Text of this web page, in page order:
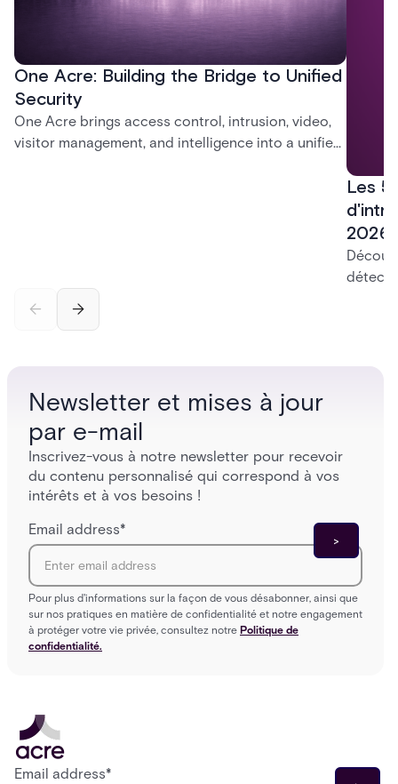
One Acre: Building the Bridge to Unified
Security
One Acre brings access control, intrusion, video,
visitor management, and intelligence into a unified
Les
2026
Newsletter et mises à jour
par e-mail
Inscrivez-vous à notre newsletter pour recevoir
du contenu personnalisé qui correspond à vos
intérêts et à vos besoins !
Email address*
Pour plus d'informations sur la façon de vous désabonner, ainsi que
sur nos pratiques en matière de confidentialité et notre engagement
à protéger votre vie privée, consultez notre Politique de
confidentialité.
Email address*